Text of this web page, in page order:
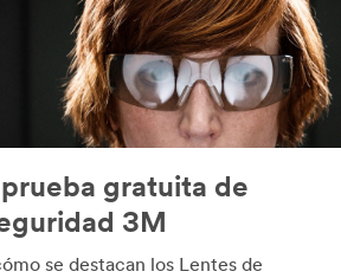
gratuita de
3M
se destacan los Lentes de